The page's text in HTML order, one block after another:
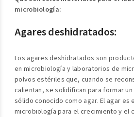
microbiología:
Agares deshidratados:
Los agares deshidratados son
en microbiología y laboratorios de
polvos estériles que, cuando se
calientan, se solidifican para formar
sólido conocido como agar. El agar es
microbiología para el crecimiento y el